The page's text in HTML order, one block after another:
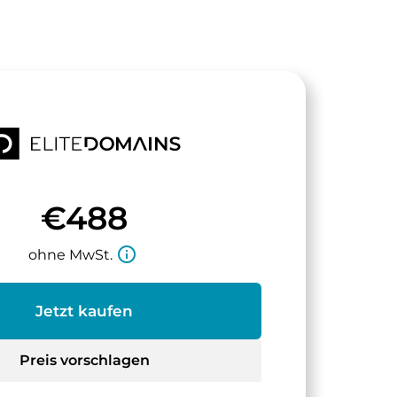
€488
ohne MwSt. info_outline
Jetzt kaufen
Preis vorschlagen